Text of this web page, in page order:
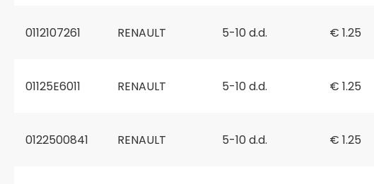
0112107261 RENAULT 5-10 d.d. € 1.25
01125E6011 RENAULT 5-10 d.d. € 1.25
0122500841 RENAULT 5-10 d.d. € 1.25